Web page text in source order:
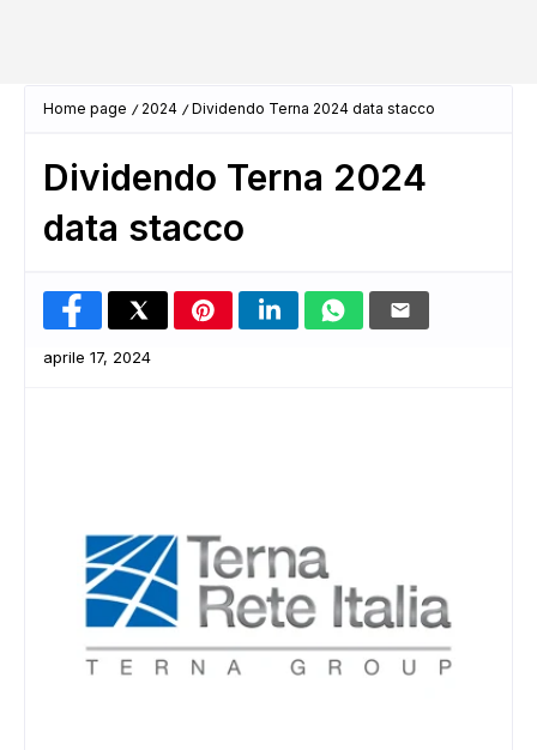
Home page 2024 Dividendo Terna 2024 data stacco
Dividendo Terna 2024
data stacco
aprile 17, 2024